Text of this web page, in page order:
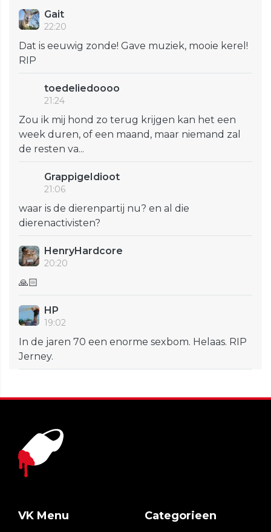
Gait
22:20
Dat is eeuwig zonde! Gave muziek, mooie kerel!
RIP
toedeliedoooo
21:24
Zou ik mij hond zo terug krijgen kan het een
week duren, of een maand, maar niemand zal
de resten va...
GrappigeIdioot
21:06
waar is de dierenpartij nu? en al die
dierenactivisten?
HenryHardcore
20:20
🙏🏻
HP
19:02
In de jaren 70 een enorme sexbom. Helaas. RIP
Jerney.
VK Menu Categorieen